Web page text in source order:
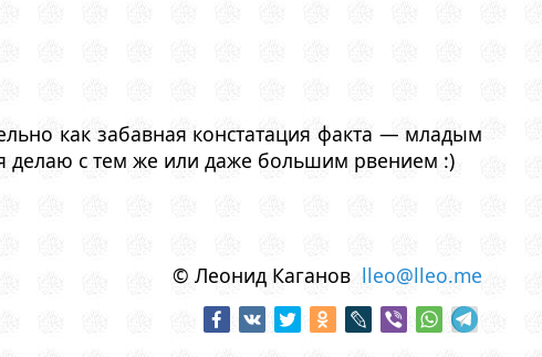
как забавная констатация факта — младым
делаю с тем же или даже большим рвением :)
© Леонид Каганов lleo@lleo.me